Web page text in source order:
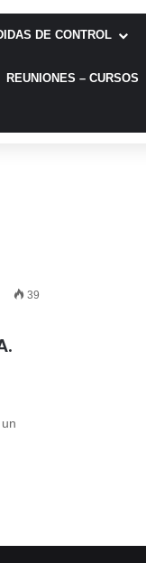
DE CONTROL
REUNIONES – CURSOS
39